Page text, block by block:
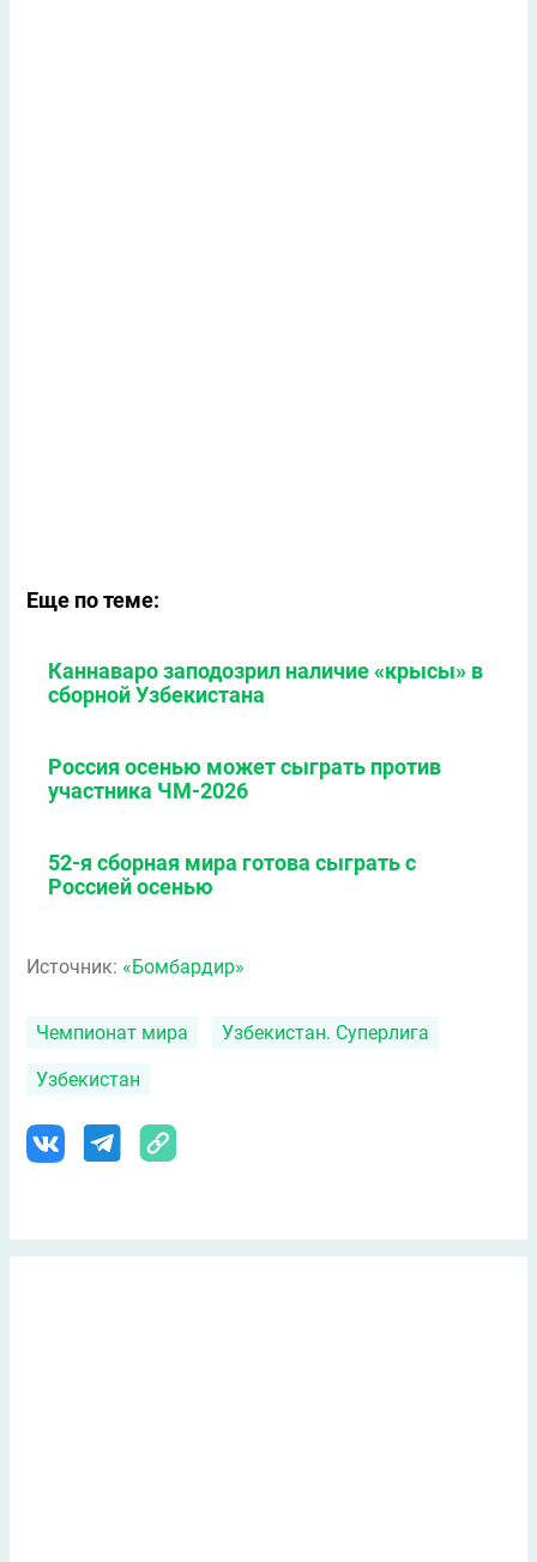
Еще по теме:
Каннаваро заподозрил наличие «крысы» в
сборной Узбекистана
Россия осенью может сыграть против
участника ЧМ-2026
52-я сборная мира готова сыграть с
Россией осенью
Источник: «Бомбардир»
Чемпионат мира Узбекистан. Суперлига
Узбекистан